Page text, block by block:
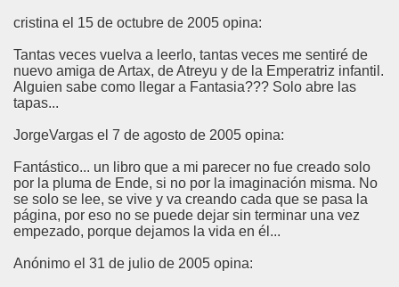
cristina el 15 de octubre de 2005 opina:
Tantas veces vuelva a leerlo, tantas veces me sentiré de
nuevo amiga de Artax, de Atreyu y de la Emperatriz infantil.
Alguien sabe como llegar a Fantasia??? Solo abre las
tapas...
JorgeVargas el 7 de agosto de 2005 opina:
Fantástico... un libro que a mi parecer no fue creado solo
por la pluma de Ende, si no por la imaginación misma. No
se solo se lee, se vive y va creando cada que se pasa la
página, por eso no se puede dejar sin terminar una vez
empezado, porque dejamos la vida en él...
Anónimo el 31 de julio de 2005 opina: